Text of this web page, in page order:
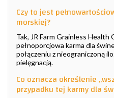
Czy to jest
morskiej?
Tak, JR Farm Grainless Health
pełnoporcjowa karma dla
połączeniu z nieograniczoną
pielęgnacją.
Co oznacza określenie
przypadku tej karmy dla